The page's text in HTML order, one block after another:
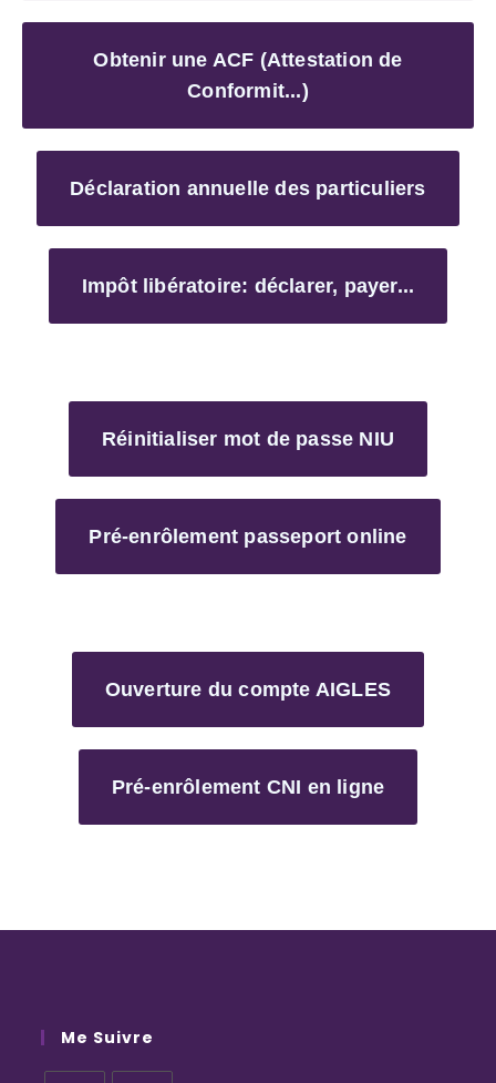
Obtenir une ACF (Attestation de
Conformit...)
Déclaration annuelle des particuliers
Impôt libératoire: déclarer, payer...
Réinitialiser mot de passe NIU
Pré-enrôlement passeport online
Ouverture du compte AIGLES
Pré-enrôlement CNI en ligne
Me Suivre